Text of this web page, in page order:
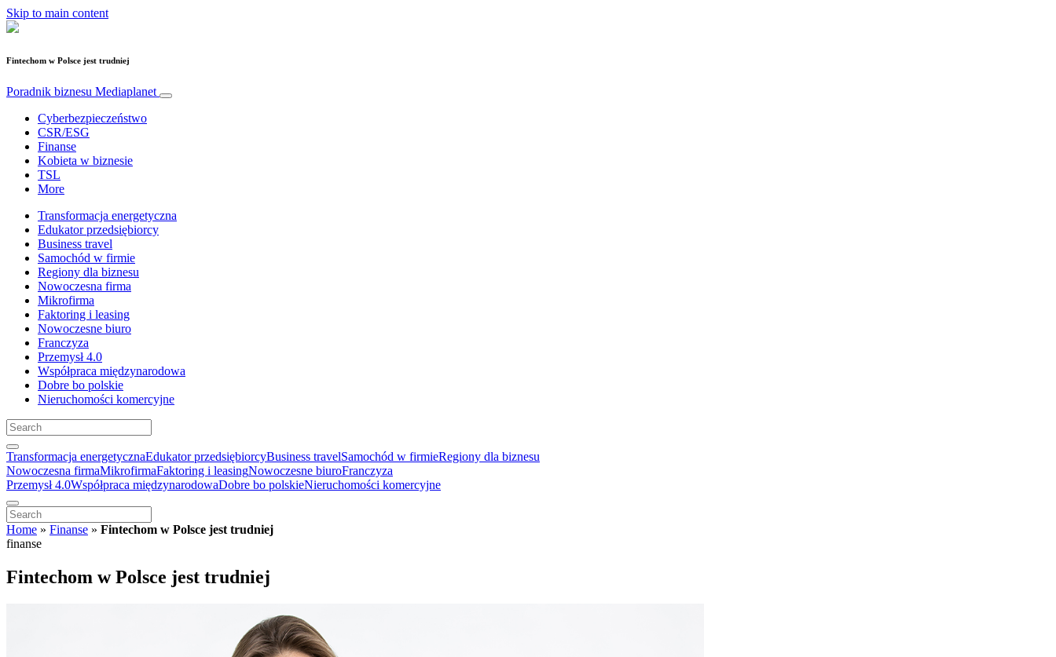
Skip to main content
Fintechom w Polsce jest trudniej
Poradnik biznesu Mediaplanet
Cyberbezpieczeństwo
CSR/ESG
Finanse
Kobieta w biznesie
TSL
More
Transformacja energetyczna
Edukator przedsiębiorcy
Business travel
Samochód w firmie
Regiony dla biznesu
Nowoczesna firma
Mikrofirma
Faktoring i leasing
Nowoczesne biuro
Franczyza
Przemysł 4.0
Współpraca międzynarodowa
Dobre bo polskie
Nieruchomości komercyjne
Transformacja energetycznaEdukator przedsiębiorcyBusiness travelSamochód w firmieRegiony dla biznesu
Nowoczesna firmaMikrofirmaFaktoring i leasingNowoczesne biuroFranczyza
Przemysł 4.0Współpraca międzynarodowaDobre bo polskieNieruchomości komercyjne
Home » Finanse » Fintechom w Polsce jest trudniej
finanse
Fintechom w Polsce jest trudniej